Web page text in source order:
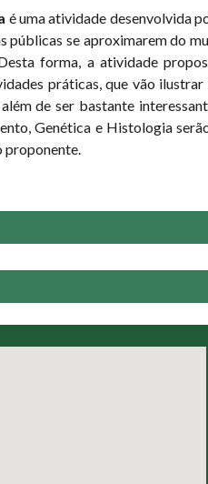
é uma atividade desenvolvida
públicas se aproximarem do
forma, a atividade
práticas, que vão
de ser bastante
Genética e Histologia
proponente.